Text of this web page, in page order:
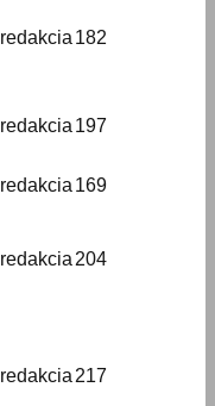
redakcia 182
redakcia 197
redakcia 169
redakcia 204
redakcia 217